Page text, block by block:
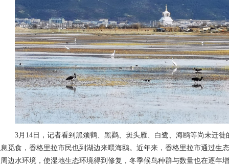
3月14日，记者看到黑颈鹤、黑鹳、斑头雁、白鹭、海鸥等尚未迁
息觅食，香格里拉市民也到湖边来喂海鸥。近年来，香格里拉市通过生
周边水环境，使湿地生态环境得到修复，冬季候鸟种群与数量也在逐年